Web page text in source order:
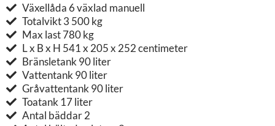
Växellåda 6 växlad manuell
Totalvikt 3 500 kg
Max last 780 kg
L x B x H 541 x 205 x 252 centimeter
Bränsletank 90 liter
Vattentank 90 liter
Gråvattentank 90 liter
Toatank 17 liter
Antal bäddar 2